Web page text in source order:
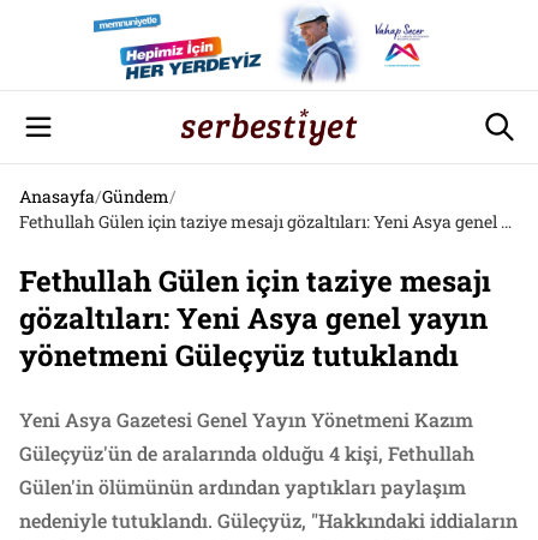
Anasayfa/Gündem/
Fethullah Gülen için taziye mesajı gözaltıları: Yeni Asya genel yayın yönetmeni Güleçyüz tutuklandı
Fethullah Gülen için taziye mesajı
gözaltıları: Yeni Asya genel yayın
yönetmeni Güleçyüz tutuklandı
Yeni Asya Gazetesi Genel Yayın Yönetmeni Kazım
Güleçyüz'ün de aralarında olduğu 4 kişi, Fethullah
Gülen'in ölümünün ardından yaptıkları paylaşım
nedeniyle tutuklandı. Güleçyüz, "Hakkındaki iddiaların